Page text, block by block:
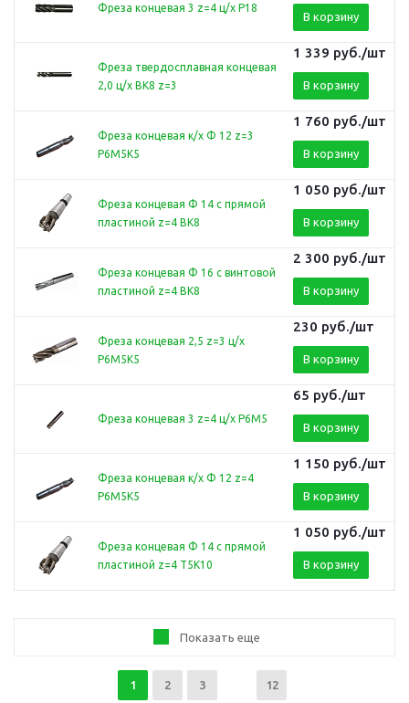
Фреза концевая 3 z=4 ц/х Р18
В корзину
Фреза твердосплавная концевая
2,0 ц/х ВК8 z=3
1 339 руб./шт
В корзину
Фреза концевая к/х Ф 12 z=3
Р6М5К5
1 760 руб./шт
В корзину
Фреза концевая Ф 14 с прямой
пластиной z=4 ВК8
1 050 руб./шт
В корзину
Фреза концевая Ф 16 с винтовой
пластиной z=4 ВК8
2 300 руб./шт
В корзину
Фреза концевая 2,5 z=3 ц/х
Р6М5К5
230 руб./шт
В корзину
Фреза концевая 3 z=4 ц/х Р6М5
65 руб./шт
В корзину
Фреза концевая к/х Ф 12 z=4
Р6М5К5
1 150 руб./шт
В корзину
Фреза концевая Ф 14 с прямой
пластиной z=4 Т5К10
1 050 руб./шт
В корзину
Показать еще
1 2 3 12